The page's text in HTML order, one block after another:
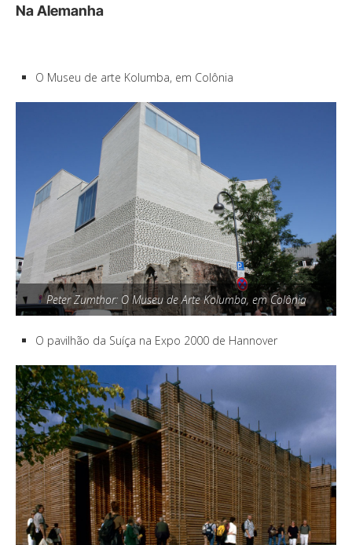
Na Alemanha
O Museu de arte Kolumba, em Colônia
Peter Zumthor: O Museu de Arte Kolumba, em Colônia
O pavilhão da Suíça na Expo 2000 de Hannover